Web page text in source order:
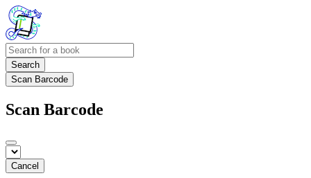
Search
Scan Barcode
Scan Barcode
Cancel